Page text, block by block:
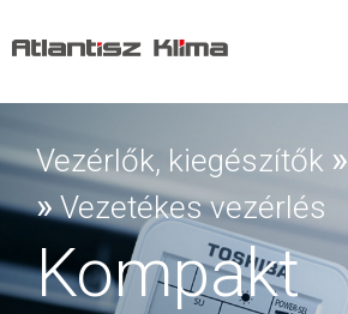
Vezérlők, kiegészítők »
» Vezetékes vezérlés
Kompakt